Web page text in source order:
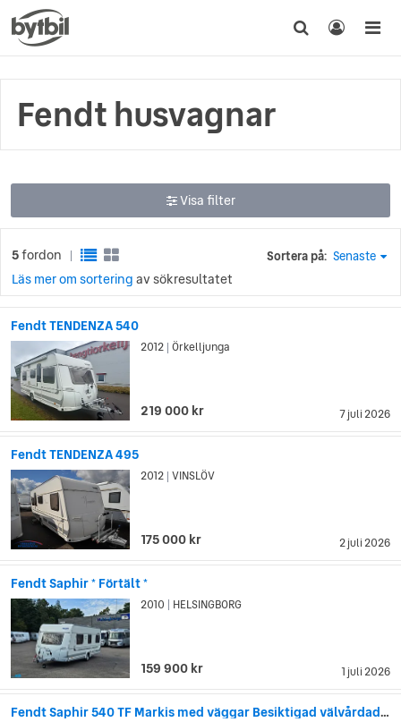
Fendt husvagnar
Visa filter
5fordon Sortera på: Senaste
Läs mer om sortering av sökresultatet
Fendt TENDENZA 540
7 juli 2026
2012 Örkelljunga
219 000 kr
Fendt TENDENZA 495
2 juli 2026
2012 VINSLÖV
175 000 kr
Fendt Saphir * Förtält *
1 juli 2026
2010 HELSINGBORG
159 900 kr
Fendt Saphir 540 TF Markis med väggar Besiktigad välvårdad Queenbed